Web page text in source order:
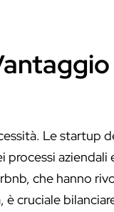
Le startup
processi aziendali
che hanno
cruciale